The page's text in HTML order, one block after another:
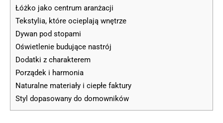
Łóżko jako centrum aranżacji
Tekstylia, które ocieplają wnętrze
Dywan pod stopami
Oświetlenie budujące nastrój
Dodatki z charakterem
Porządek i harmonia
Naturalne materiały i ciepłe faktury
Styl dopasowany do domowników